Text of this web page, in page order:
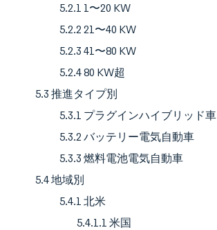
5.2.1 1〜20 KW
5.2.2 21〜40 KW
5.2.3 41〜80 KW
5.2.4 80 KW超
5.3 推進タイプ別
5.3.1 プラグインハイブリッド車
5.3.2 バッテリー電気自動車
5.3.3 燃料電池電気自動車
5.4 地域別
5.4.1 北米
5.4.1.1 米国